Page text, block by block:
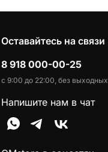
Оставайтесь на связи
8 918 000-00-25
с 9:00 до 22:00, без выходных
Напишите нам в чат